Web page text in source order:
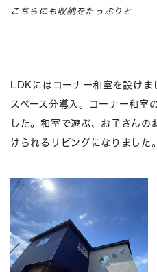
こちらにも収納をたっぷりと
LDKにはコーナー和室を設け
スペース分導入。コーナー和室
した。和室で遊ぶ、お子さんの
けられるリビングになりました。